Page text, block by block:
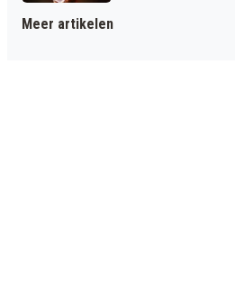
Meer artikelen